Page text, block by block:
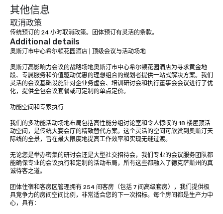
其他信息
取消政策
传统预订的 24 小时取消政策。团体预订有灵活的条款。
Additional details
奥斯汀市中心希尔顿花园酒店 | 顶级会议与活动场地
奥斯汀高影响力会议的战略场地奥斯汀市中心希尔顿花园酒店为寻求黄金地
段、专属服务和价值驱动优惠的理想组合的规划者提供一站式解决方案。我们
灵活的会议基础设施针对企业务虚会、培训研讨会和执行董事会会议进行了优
化，提供全包会议套餐或可定制的单点定价。
功能空间和专家执行
我们的多功能活动场地布局包括高性能分组讨论室和令人惊叹的 18 楼屋顶活
动空间，是传统大宴会厅的精致替代方案。这个灵活的空间可欣赏到奥斯汀天
际线的全景，旨在最大限度地提高工作效率和实现无缝过渡。
无论您是举办密集的研讨会还是大型社交招待会，我们专业的会议服务团队都
能确保专业的会议执行和定制的活动布局，所有这些都融入了德克萨斯州的真
诚待客之道。
团体住宿和客房区管理拥有 254 间客房（包括 7 间高级套房），我们提供极
具竞争力的房间空间比例，非常适合您的下一次招标。每个房间都是生产力中
心，具有：